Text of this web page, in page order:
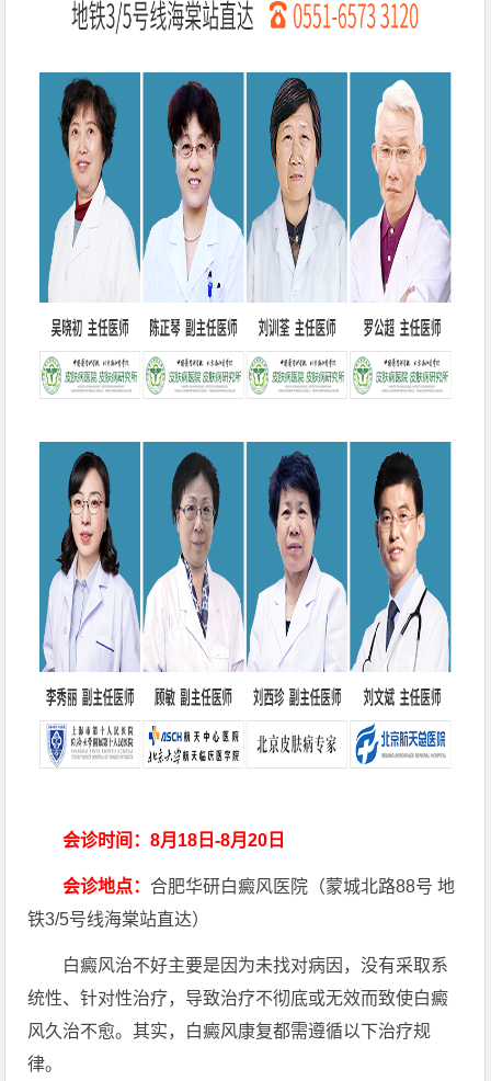
会诊时间：8月18日-8月20日
会诊地点：合肥华研白癜风医院（蒙城北路88号 地
铁3/5号线海棠站直达）
白癜风治不好主要是因为未找对病因，没有采取系
统性、针对性治疗，导致治疗不彻底或无效而致使白癜
风久治不愈。其实，白癜风康复都需遵循以下治疗规
律。